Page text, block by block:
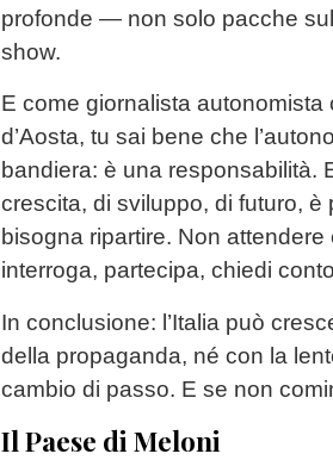
profonde — non solo pacche
show.
E come giornalista autonomista
d’Aosta, tu sai bene che
bandiera: è una responsabilità.
crescita, di sviluppo, di futuro, è
bisogna ripartire. Non
interroga, partecipa, chiedi
In conclusione: l’Italia può
della propaganda, né con la
cambio di passo. E se non
Il Paese di Meloni